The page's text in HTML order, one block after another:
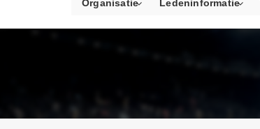
Organisatie Ledeninformatie